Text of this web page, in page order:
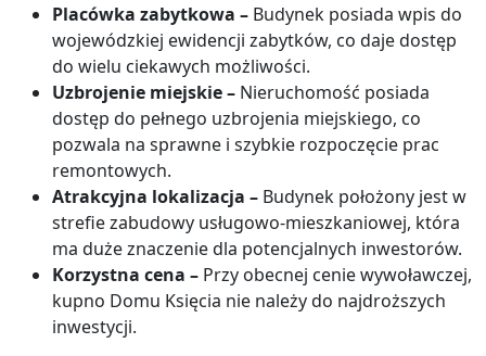
Placówka zabytkowa – Budynek posiada wpis do
wojewódzkiej ewidencji zabytków, co daje dostęp
do wielu ciekawych możliwości.
Uzbrojenie miejskie – Nieruchomość posiada
dostęp do pełnego uzbrojenia miejskiego, co
pozwala na sprawne i szybkie rozpoczęcie prac
remontowych.
Atrakcyjna lokalizacja – Budynek położony jest w
strefie zabudowy usługowo-mieszkaniowej, która
ma duże znaczenie dla potencjalnych inwestorów.
Korzystna cena – Przy obecnej cenie wywoławczej,
kupno Domu Księcia nie należy do najdroższych
inwestycji.